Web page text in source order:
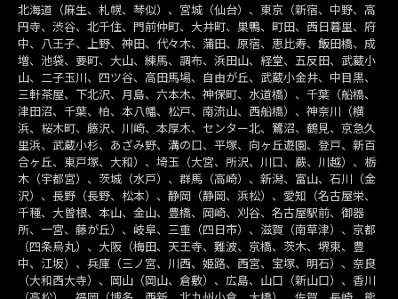
北海道（麻生、札幌、琴似）、宮城（仙台）、東京（新宿、中野、高
円寺、渋谷、北千住、門前仲町、大井町、巣鴨、町田、西日暮里、府
中、八王子、上野、神田、代々木、蒲田、原宿、恵比寿、飯田橋、成
増、池袋、要町、大山、練馬、調布、浜田山、経堂、五反田、武蔵小
山、二子玉川、四ツ谷、高田馬場、自由が丘、武蔵小金井、中目黒、
三軒茶屋、下北沢、月島、六本木、神保町、水道橋）、千葉（船橋、
津田沼、千葉、柏、本八幡、松戸、南流山、西船橋）、神奈川（横
浜、桜木町、藤沢、川崎、本厚木、センター北、鷺沼、鶴見、京急久
里浜、武蔵小杉、あざみ野、溝の口、平塚、向ヶ丘遊園、登戸、新百
合ヶ丘、東戸塚、大和）、埼玉（大宮、所沢、川口、蕨、川越）、栃
木（宇都宮）、茨城（水戸）、群馬（高崎）、新潟、富山、石川（金
沢）、長野（長野、松本）、静岡（静岡、浜松）、愛知（名古屋栄、
千種、大曽根、本山、金山、豊橋、岡崎、刈谷、名古屋駅前、御器
所、一宮、藤が丘）、岐阜、三重（四日市）、滋賀（南草津）、京都
（四条烏丸）、大阪（梅田、天王寺、難波、京橋、茨木、堺東、豊
中、江坂）、兵庫（三ノ宮、川西、姫路、西宮、宝塚、明石）、奈良
（大和西大寺）、岡山（岡山、倉敷）、広島、山口（新山口）、香川